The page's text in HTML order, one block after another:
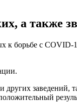
а также
к борьбе с